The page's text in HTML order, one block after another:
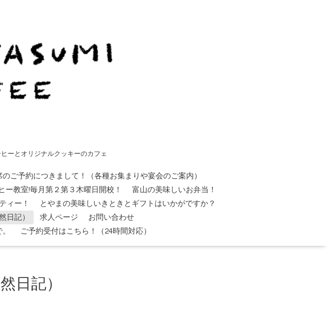
ーとオリジナルクッキーのカフェ
ご予約につきまして！（各種お集まりや宴会のご案内）
ー教室!毎月第２第３木曜日開校！
富山の美味しいお弁当！
ィー！
とやまの美味しいきときとギフトはいかがですか？
日記） 求人ページ
お問い合わせ
ご予約受付はこちら！（24時間対応）
日記）